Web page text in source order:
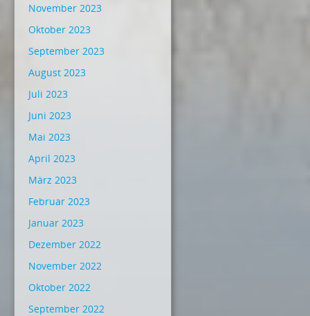
November 2023
Oktober 2023
September 2023
August 2023
Juli 2023
Juni 2023
Mai 2023
April 2023
März 2023
Februar 2023
Januar 2023
Dezember 2022
November 2022
Oktober 2022
September 2022